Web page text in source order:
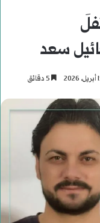
سعد